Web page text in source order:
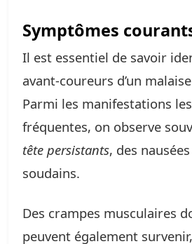
Symptômes
Il est essentiel de savoir
avant-coureurs d’un
Parmi les manifestations
fréquentes, on observe
tête persistants, des
soudains.
Des crampes musculaires
peuvent également